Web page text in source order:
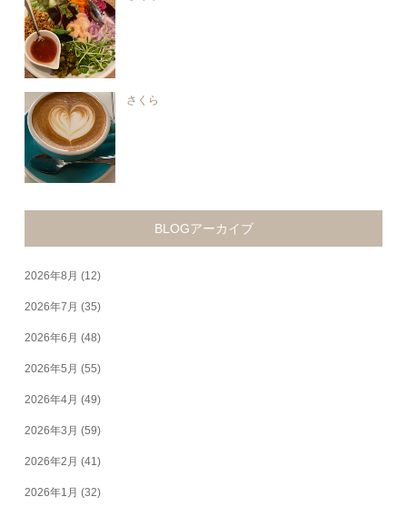
さくら
BLOGアーカイブ
2026年8月 (12)
2026年7月 (35)
2026年6月 (48)
2026年5月 (55)
2026年4月 (49)
2026年3月 (59)
2026年2月 (41)
2026年1月 (32)